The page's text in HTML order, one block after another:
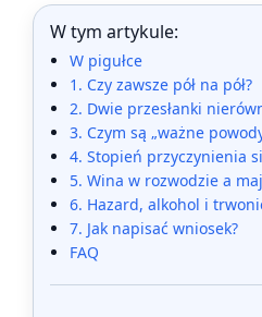
W tym artykule:
W pigułce
1. Czy zawsze pół na pół?
2. Dwie przesłanki
3. Czym są „ważne
4. Stopień przyczynienia
5. Wina w rozwodzie a
6. Hazard, alkohol i
7. Jak napisać wniosek?
FAQ